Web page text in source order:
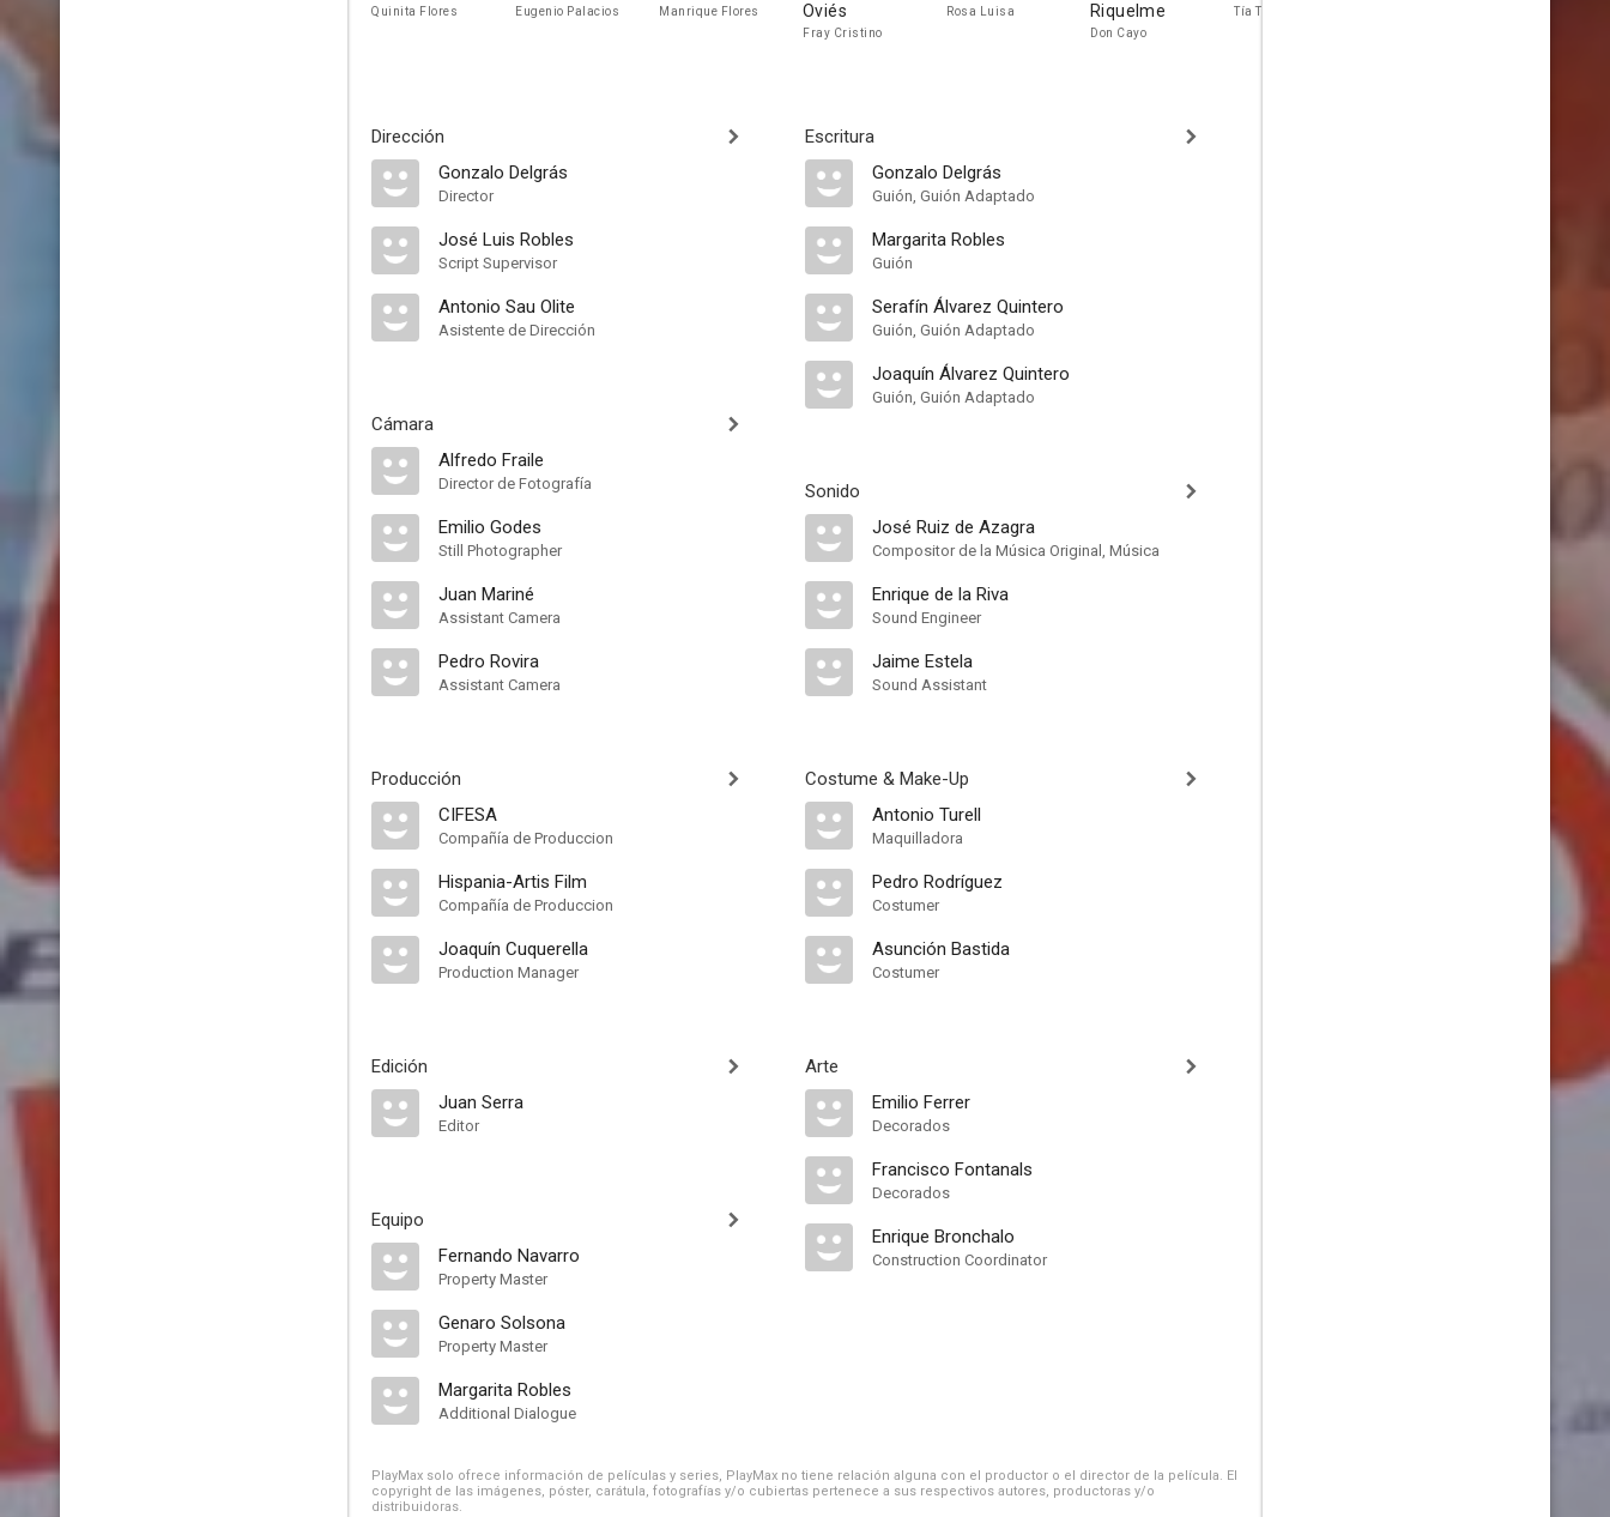
Quinita Flores Eugenio Palacios Manrique Flores
Oviés
Fray Cristino
Rosa Luisa
Riquelme
Don Cayo
Tía Trenza
Dirección
Gonzalo Delgrás
Director
José Luis Robles
Script Supervisor
Antonio Sau Olite
Asistente de Dirección
Cámara
Alfredo Fraile
Director de Fotografía
Emilio Godes
Still Photographer
Juan Mariné
Assistant Camera
Pedro Rovira
Assistant Camera
Producción
CIFESA
Compañía de Produccion
Hispania-Artis Film
Compañía de Produccion
Joaquín Cuquerella
Production Manager
Edición
Juan Serra
Editor
Equipo
Fernando Navarro
Property Master
Genaro Solsona
Property Master
Margarita Robles
Additional Dialogue
Escritura
Gonzalo Delgrás
Guión, Guión Adaptado
Margarita Robles
Guión
Serafín Álvarez Quintero
Guión, Guión Adaptado
Joaquín Álvarez Quintero
Guión, Guión Adaptado
Sonido
José Ruiz de Azagra
Compositor de la Música Original, Música
Enrique de la Riva
Sound Engineer
Jaime Estela
Sound Assistant
Costume & Make-Up
Antonio Turell
Maquilladora
Pedro Rodríguez
Costumer
Asunción Bastida
Costumer
Arte
Emilio Ferrer
Decorados
Francisco Fontanals
Decorados
Enrique Bronchalo
Construction Coordinator
PlayMax solo ofrece información de películas y series, PlayMax no tiene relación alguna con el productor o el director de la película. El
copyright de las imágenes, póster, carátula, fotografías y/o cubiertas pertenece a sus respectivos autores, productoras y/o
distribuidoras.